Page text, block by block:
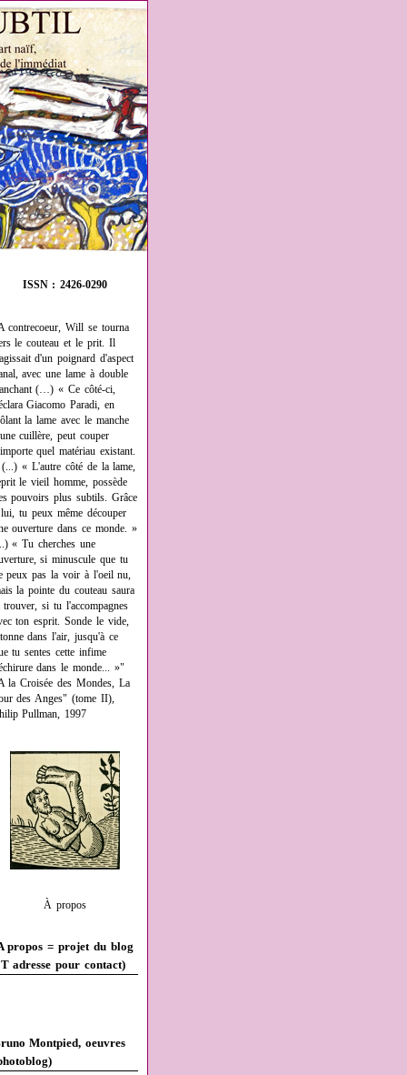
ISSN : 2426-0290
contrecoeur, Will se tourna
le couteau et le prit. Il
d'un poignard d'aspect
avec une lame à double
(…) « Ce côté-ci,
Giacomo Paradi, en
la lame avec le manche
cuillère, peut couper
quel matériau existant.
« L'autre côté de la lame,
le vieil homme, possède
pouvoirs plus subtils. Grâce
tu peux même découper
ouverture dans ce monde. »
« Tu cherches une
si minuscule que tu
peux pas la voir à l'oeil nu,
la pointe du couteau saura
trouver, si tu l'accompagnes
ton esprit. Sonde le vide,
dans l'air, jusqu'à ce
tu sentes cette infime
dans le monde... »"
la Croisée des Mondes, La
des Anges" (tome II),
Pullman, 1997
À propos
propos = projet du blog
adresse pour contact)
Montpied, oeuvres